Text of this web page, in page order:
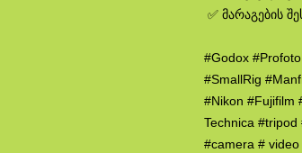
✅ მარაგების
#Godox
#SmallRig
#Nikon #Fujifilm
Technica
#camera #